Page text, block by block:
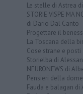
Le stelle di Astrea
STORIE VISPE MA
di Dario Dal Canto
Progettare il
La Toscana della
Cose strane e
Storielba di
NEURONEWS di
Pensieri della
Fauda e balagan